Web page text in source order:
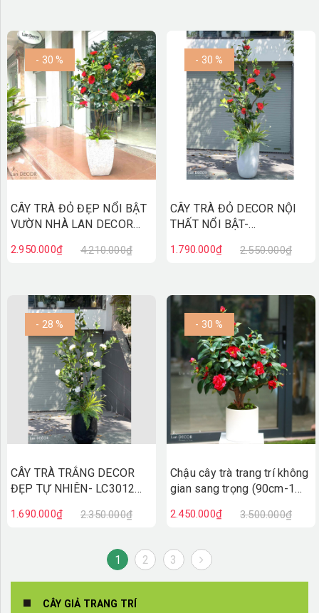
- 30 %
CÂY TRÀ ĐỎ ĐẸP NỔI BẬT
VƯỜN NHÀ LAN DECOR
2.950.000₫ 4.210.000₫
- 30 %
CÂY TRÀ ĐỎ DECOR NỘI
THẤT NỔI BẬT-
1.790.000₫ 2.550.000₫
- 28 %
CÂY TRÀ TRẮNG DECOR
ĐẸP TỰ NHIÊN- LC3012
1.690.000₫ 2.350.000₫
- 30 %
Chậu cây trà trang trí không
gian sang trọng (90cm-1M)
2.450.000₫ 3.500.000₫
1 2 3
CÂY GIẢ TRANG TRÍ